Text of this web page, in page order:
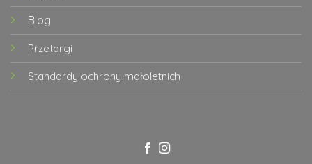
Blog
Przetargi
Standardy ochrony małoletnich